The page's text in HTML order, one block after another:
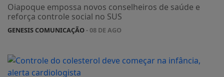
Oiapoque empossa novos conselheiros de saúde e
reforça controle social no SUS
GENESIS COMUNICAÇÃO- 08 DE AGO